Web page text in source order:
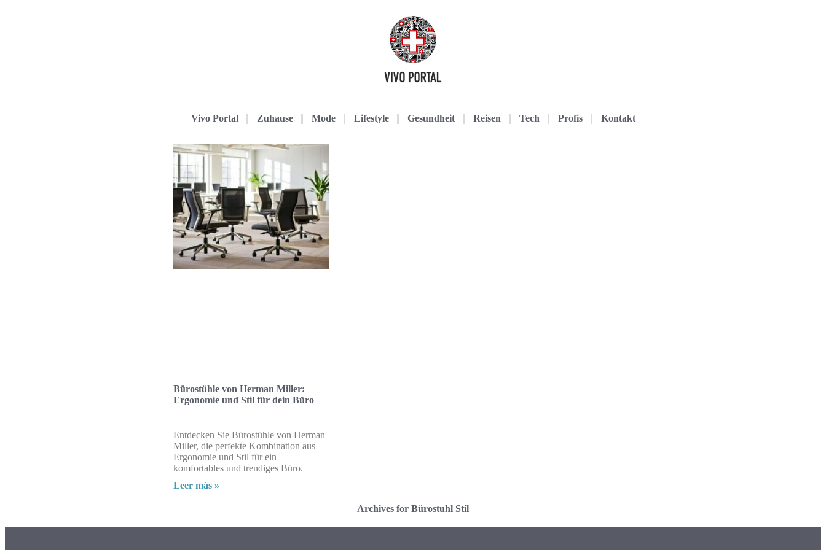
Vivo Portal Zuhause Mode Lifestyle Gesundheit Reisen Tech Profis Kontakt
Bürostühle von Herman Miller:
Ergonomie und Stil für dein Büro
Entdecken Sie Bürostühle von Herman
Miller, die perfekte Kombination aus
Ergonomie und Stil für ein
komfortables und trendiges Büro.
Leer más »
Archives for Bürostuhl Stil